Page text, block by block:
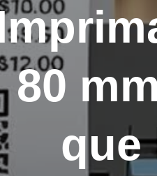
80
que